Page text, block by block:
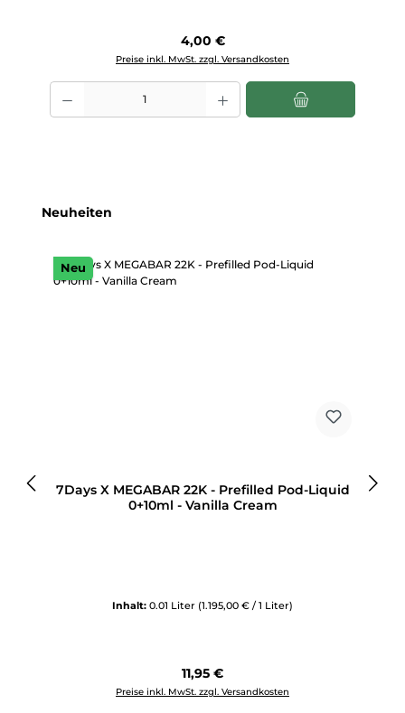
Regulärer Preis:
4,00 €
Preise inkl. MwSt. zzgl. Versandkosten
Produkt Anzahl: Gib den gewünschten Wert ein oder benutze die
Produktgalerie überspringen
Neuheiten
Neu
7Days X MEGABAR 22K - Prefilled Pod-Liquid
0+10ml - Vanilla Cream
Inhalt: 0.01 Liter (1.195,00 € / 1 Liter)
Regulärer Preis:
11,95 €
Preise inkl. MwSt. zzgl. Versandkosten